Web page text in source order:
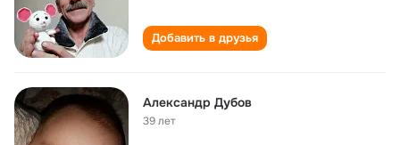
Добавить в друзья
Александр Дубов
39 лет